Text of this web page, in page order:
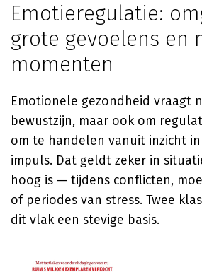
Emotieregulatie:
grote gevoelens en
momenten
Emotionele gezondheid vraagt
bewustzijn, maar ook om
om te handelen vanuit inzicht
impuls. Dat geldt zeker in
hoog is — tijdens conflicten,
of periodes van stress. Twee
dit vlak een stevige basis.